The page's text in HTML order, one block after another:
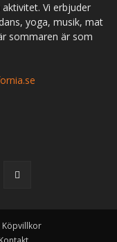
Vi erbjuder
yoga, musik, mat
sommaren är som
Köpvillkor